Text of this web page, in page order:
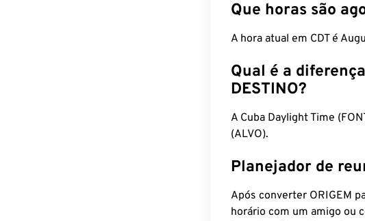
Que horas são
A hora atual em CDT é
Qual é a
DESTINO?
A Cuba Daylight Time
(ALVO).
Planejador de
Após converter ORIGEM
horário com um amigo ou